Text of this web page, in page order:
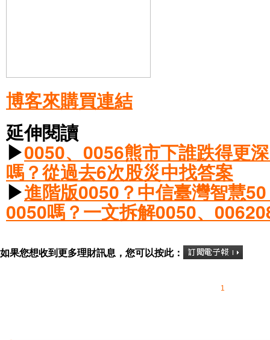
博客來購買連結
延伸閱讀
▶0050、0056熊市下誰跌得更
嗎？從過去6次股災中找答案
▶進階版0050？中信臺灣智慧
0050嗎？一文拆解0050、
如果您想收到更多理財訊息，您可以按此：
1